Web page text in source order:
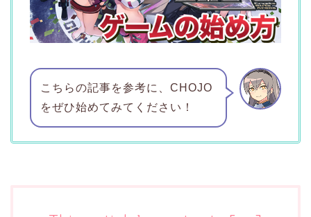
こちらの記事を参考に、CHOJO
をぜひ始めてみてください！